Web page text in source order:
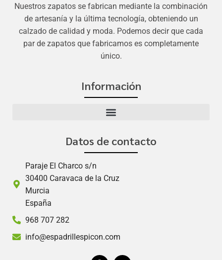
Nuestros zapatos se fabrican mediante la combinación
de artesanía y la última tecnología, obteniendo un
calzado de calidad y moda. Podemos decir que cada
par de zapatos que fabricamos es completamente
único.
Información
Datos de contacto
Paraje El Charco s/n
30400 Caravaca de la Cruz
Murcia
España
968 707 282
info@espadrillespicon.com